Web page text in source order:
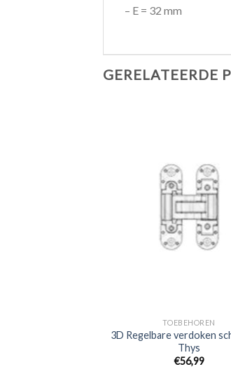
– E = 32 mm
GERELATEERDE
TOEBEHOREN
3D Regelbare verdoken
Thys
€56,99